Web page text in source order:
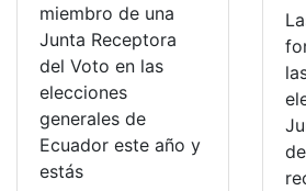
miembro de una
Junta Receptora
del Voto en las
elecciones
generales de
Ecuador este año y
estás